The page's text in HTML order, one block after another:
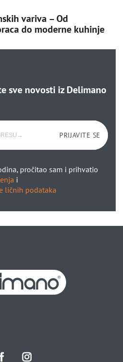
variva – Od
do moderne kuhinje
sve novosti iz Delimano
PRIJAVITE SE
pročitao sam i prihvatio
i
ličnih podataka